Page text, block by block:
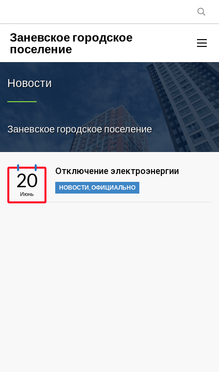
Заневское городское
поселение
Новости
Заневское городское поселение
20
Июнь
Отключение электроэнергии
НОВОСТИ,ОФИЦИАЛЬНО